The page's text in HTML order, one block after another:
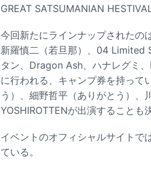
GREAT SATSUMANIAN
今回新たにラインナップされたの
新羅慎二（若旦那）、04 Limited
タン、Dragon Ash、ハナレグミ
に行われる、キャンプ券を持って
う）、細野哲平（ありがとう）、
YOSHIROTTENが出演することも
イベントのオフィシャルサイト
ている。